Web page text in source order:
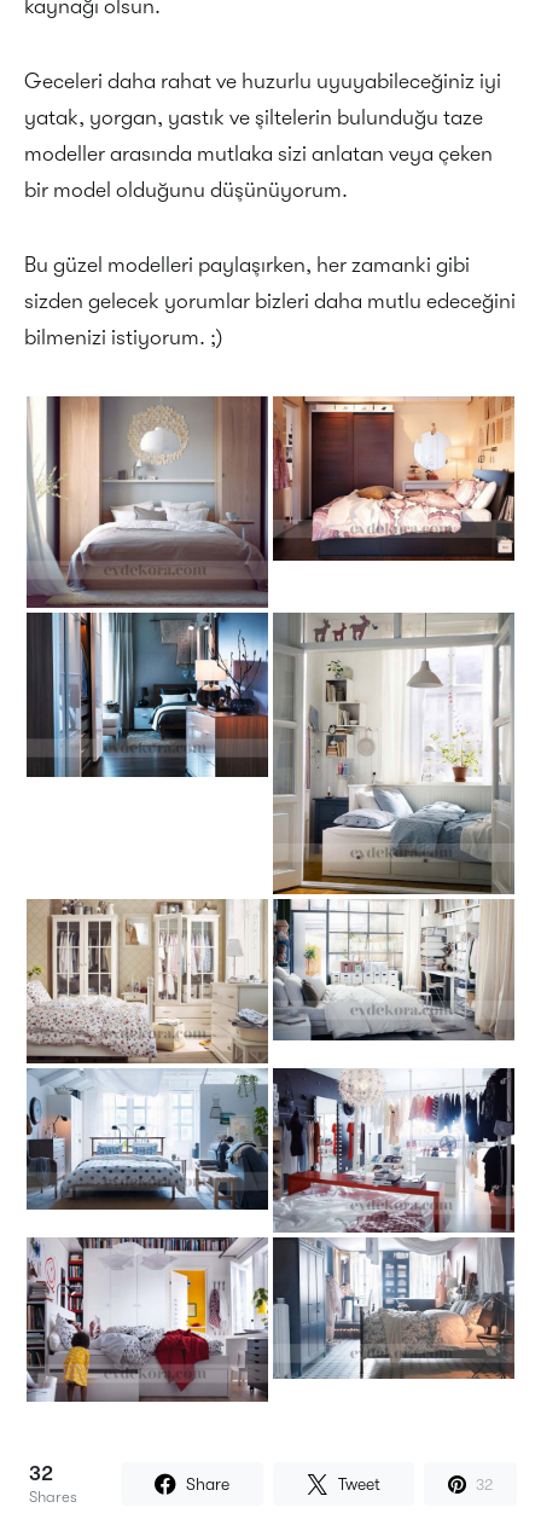
kaynağı olsun.
Geceleri daha rahat ve huzurlu uyuyabileceğiniz iyi
yatak, yorgan, yastık ve şiltelerin bulunduğu taze
modeller arasında mutlaka sizi anlatan veya çeken
bir model olduğunu düşünüyorum.
Bu güzel modelleri paylaşırken, her zamanki gibi
sizden gelecek yorumlar bizleri daha mutlu edeceğini
bilmenizi istiyorum. ;)
32
Shares
Share Tweet 32